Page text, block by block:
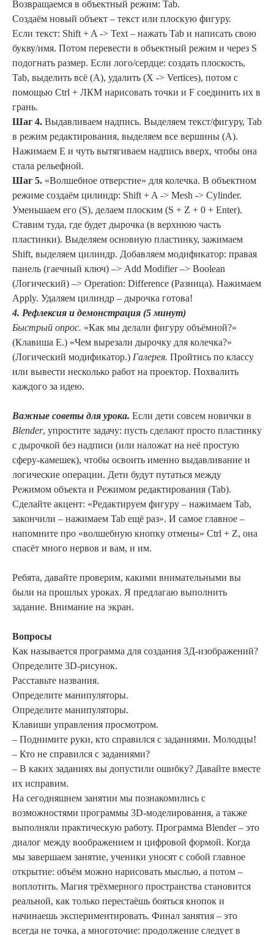
Возвращаемся в объектный режим: Tab.
Создаём новый объект – текст или плоскую фигуру.
Если текст: Shift + A -> Text – нажать Tab и написать свою
букву/имя. Потом перевести в объектный режим и через S
подогнать размер. Если лого/сердце: создать плоскость,
Tab, выделить всё (A), удалить (X -> Vertices), потом с
помощью Ctrl + ЛКМ нарисовать точки и F соединить их в
грань.
Шаг 4. Выдавливаем надпись. Выделяем текст/фигуру, Tab
в режим редактирования, выделяем все вершины (A).
Нажимаем E и чуть вытягиваем надпись вверх, чтобы она
стала рельефной.
Шаг 5. «Волшебное отверстие» для колечка. В объектном
режиме создаём цилиндр: Shift + A -> Mesh -> Cylinder.
Уменьшаем его (S), делаем плоским (S + Z + 0 + Enter).
Ставим туда, где будет дырочка (в верхнюю часть
пластинки). Выделяем основную пластинку, зажимаем
Shift, выделяем цилиндр. Добавляем модификатор: правая
панель (гаечный ключ) –> Add Modifier –> Boolean
(Логический) –> Operation: Difference (Разница). Нажимаем
Apply. Удаляем цилиндр – дырочка готова!
4. Рефлексия и демонстрация (5 минут)
Быстрый опрос. «Как мы делали фигуру объёмной?»
(Клавиша E.) «Чем вырезали дырочку для колечка?»
(Логический модификатор.) Галерея. Пройтись по классу
или вывести несколько работ на проектор. Похвалить
каждого за идею.
Важные советы для урока. Если дети совсем новички в
Blender, упростите задачу: пусть сделают просто пластинку
с дырочкой без надписи (или наложат на неё простую
сферу-камешек), чтобы освоить именно выдавливание и
логические операции. Дети будут путаться между
Режимом объекта и Режимом редактирования (Tab).
Сделайте акцент: «Редактируем фигуру – нажимаем Tab,
закончили – нажимаем Tab ещё раз». И самое главное –
напомните про «волшебную кнопку отмены» Ctrl + Z, она
спасёт много нервов и вам, и им.
Ребята, давайте проверим, какими внимательными вы
были на прошлых уроках. Я предлагаю выполнить
задание. Внимание на экран.
Вопросы
Как называется программа для создания 3Д-изображений?
Определите 3D-рисунок.
Расставьте названия.
Определите манипуляторы.
Определите манипуляторы.
Клавиши управления просмотром.
– Поднимите руки, кто справился с заданиями. Молодцы!
– Кто не справился с заданиями?
– В каких заданиях вы допустили ошибку? Давайте вместе
их исправим.
На сегодняшнем занятии мы познакомились с
возможностями программы 3D-моделирования, а также
выполняли практическую работу. Программа Blender – это
диалог между воображением и цифровой формой. Когда
мы завершаем занятие, ученики уносят с собой главное
открытие: объём можно нарисовать мыслью, а потом –
воплотить. Магия трёхмерного пространства становится
реальной, как только перестаёшь бояться кнопок и
начинаешь экспериментировать. Финал занятия – это
всегда не точка, а многоточие: продолжение следует в